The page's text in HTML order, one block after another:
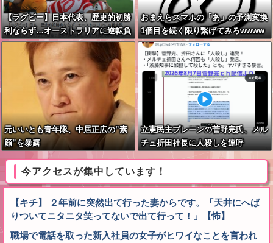
【ラグビー】日本代表、歴史的初勝
利ならず…オーストラリアに逆転負
け ８戦全敗
おまえらスマホの「あ」の予測変換
1個目を続く限り繋げてみろwwww
www
元いいとも青年隊、中居正広の”素
顔”を暴露
立憲民主ブレーンの菅野完氏、メル
チュ折田社長に人殺しを連呼
今アクセスが集中しています！
【キチ】 ２年前に突然出て行った妻からです。「天井にへば
りついてニタニタ笑ってないで出て行って！」【怖】
職場で電話を取った新入社員の女子がヒワイなことを言われ